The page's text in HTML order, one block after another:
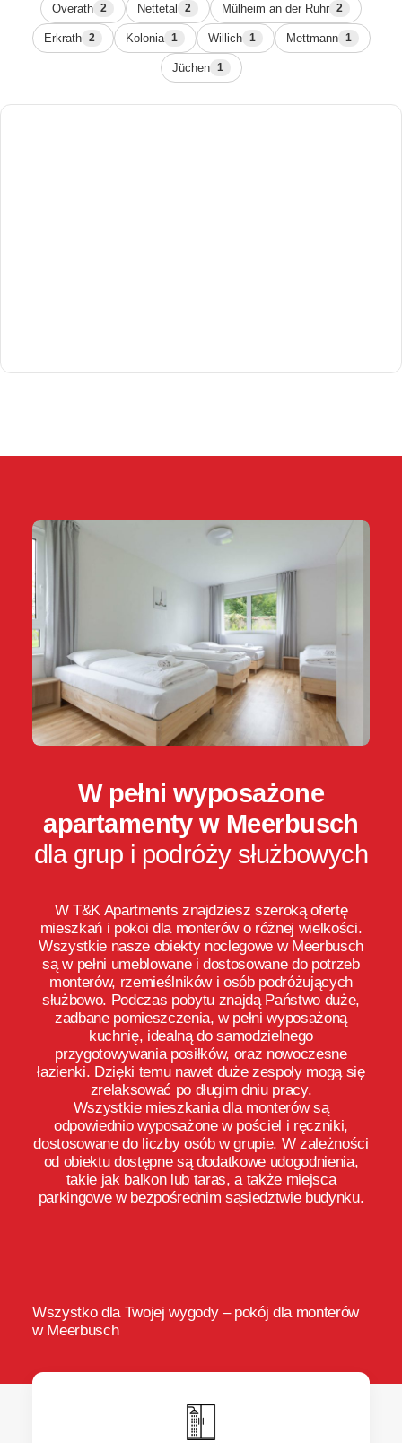
Overath 2 Nettetal 2 Mülheim an der Ruhr 2
Erkrath 2 Kolonia 1 Willich 1 Mettmann 1
Jüchen 1
W pełni wyposażone
apartamenty w Meerbusch
dla grup i podróży służbowych
W T&K Apartments znajdziesz szeroką ofertę
mieszkań i pokoi dla monterów o różnej wielkości.
Wszystkie nasze obiekty noclegowe w Meerbusch
są w pełni umeblowane i dostosowane do potrzeb
monterów, rzemieślników i osób podróżujących
służbowo. Podczas pobytu znajdą Państwo duże,
zadbane pomieszczenia, w pełni wyposażoną
kuchnię, idealną do samodzielnego
przygotowywania posiłków, oraz nowoczesne
łazienki. Dzięki temu nawet duże zespoły mogą się
zrelaksować po długim dniu pracy.
Wszystkie mieszkania dla monterów są
odpowiednio wyposażone w pościel i ręczniki,
dostosowane do liczby osób w grupie. W zależności
od obiektu dostępne są dodatkowe udogodnienia,
takie jak balkon lub taras, a także miejsca
parkingowe w bezpośrednim sąsiedztwie budynku.
Wszystko dla Twojej wygody – pokój dla monterów
w Meerbusch